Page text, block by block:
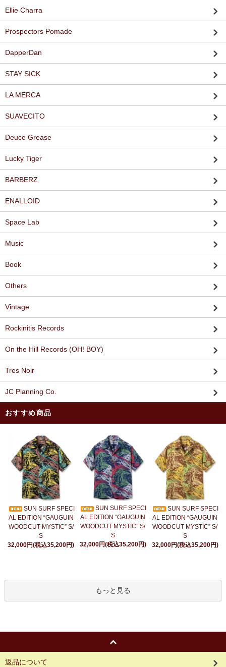
Ellie Charra
Prospectors Pomade
DapperDan
STAY SICK
LA MERCA
SUAVECITO
Deuce Grease
Lucky Tiger
BARBERZ
ENALLOID
Space Lab
Music
Book
Others
Vintage
Rockinitis Records
On the Hill Records (OH! BOY)
Tres Noir
JC Planning Co.
おすすめ商品
SUN SURF SPECI
AL EDITION “GAUGUIN
WOODCUT MYSTIC” S/
S
32,000円(税込35,200円)
SUN SURF SPECI
AL EDITION “GAUGUIN
WOODCUT MYSTIC” S/
S
32,000円(税込35,200円)
SUN SURF SPECI
AL EDITION “GAUGUIN
WOODCUT MYSTIC” S/
S
32,000円(税込35,200円)
もっと見る
返品について